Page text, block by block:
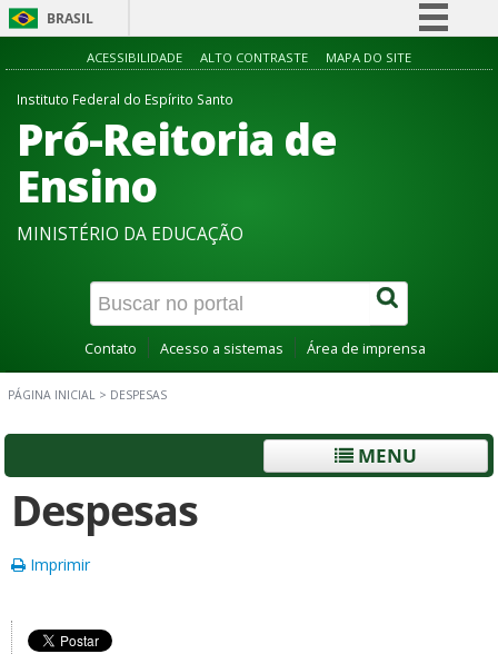
BRASIL
Simplifique!
Acesso à informação
ACESSIBILIDADE ALTO CONTRASTE MAPA DO SITE
Instituto Federal do Espírito Santo
Pró-Reitoria de
Ensino
MINISTÉRIO DA EDUCAÇÃO
Contato Acesso a sistemas Área de imprensa
PÁGINA INICIAL > DESPESAS
MENU
Despesas
Imprimir